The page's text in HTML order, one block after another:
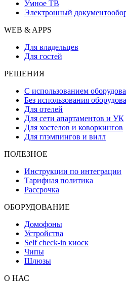
Умное ТВ
Электронный
WEB & APPS
Для владельцев
Для гостей
РЕШЕНИЯ
С использованием
Без использования
Для отелей
Для сети апартаментов и УК
Для хостелов и коворкингов
Для глэмпингов и вилл
ПОЛЕЗНОЕ
Инструкции по интеграции
Тарифная политика
Рассрочка
ОБОРУДОВАНИЕ
Домофоны
Устройства
Self check-in киоск
Чипы
Шлюзы
О НАС